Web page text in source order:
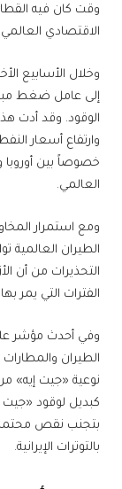
وقت كان فيه
الاقتصادي العالمي.
وخلال الأسابيع
إلى عامل ضغط
الوقود. وقد أدت
وارتفاع أسعار
خصوصاً بين
العالمي.
ومع استمرار
الطيران العالمية
التحذيرات من أن
الفترات التي يمر
وفي أحدث مؤشر
الطيران
نوعية «جيت إيه»
بتجنب نقص محتمل
بالتوترات الإيرانية.